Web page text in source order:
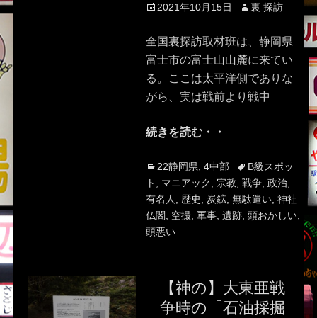
Posted
2021年10月15日 Author
裏 探訪
全国裏探訪取材班は、静岡県
富士市の富士山山麓に来てい
る。ここは太平洋側でありな
がら、実は戦前より戦中
続きを読む・・
Categories
22静岡県 4中部 TagsB級スポッ
ト
マニアック 宗教 戦争, 政治,
有名人
歴史 炭鉱, 無駄遣い, 神社
仏閣
空撮, 軍事, 遺跡, 頭おかしい,
頭悪い
【神の】大東亜戦
争時の「石油採掘